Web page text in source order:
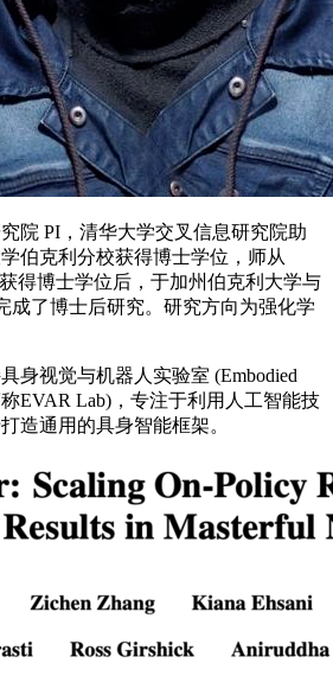
PI，清华大学交叉信息研究院助
伯克利分校获得博士学位，师从
得博士学位后，于加州伯克利大学与
成了博士后研究。研究方向为强化学
视觉与机器人实验室 (Embodied
称EVAR Lab)，专注于利用人工智能技
造通用的具身智能框架。